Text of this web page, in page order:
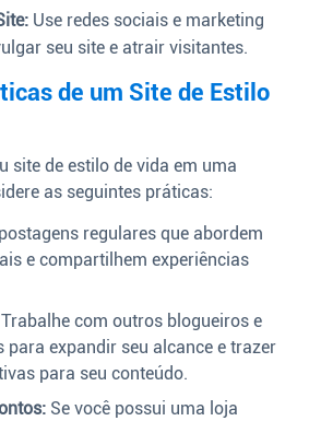
Use redes sociais e marketing
seu site e atrair visitantes.
de um Site de Estilo
site de estilo de vida em uma
as seguintes práticas:
regulares que abordem
e compartilhem experiências
Trabalhe com outros blogueiros e
para expandir seu alcance e trazer
para seu conteúdo.
Se você possui uma loja